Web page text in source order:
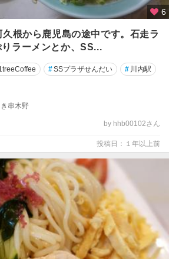
6
根から鹿児島の途中です。石走ラ
ラーメンとか、SS...
#SSプラザせんだい # 川内駅
串木野
by hhb00102さん
投稿日：１年以上前